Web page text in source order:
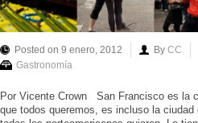
Posted on 9 enero, 2012 By CC
Gastronomía
Por Vicente Crown San Francisco es la
que todos queremos, es incluso la ciudad